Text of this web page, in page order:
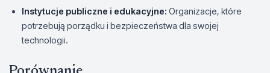
Instytucje publiczne i edukacyjne: Organizacje, które
potrzebują porządku i bezpieczeństwa dla swojej
technologii.